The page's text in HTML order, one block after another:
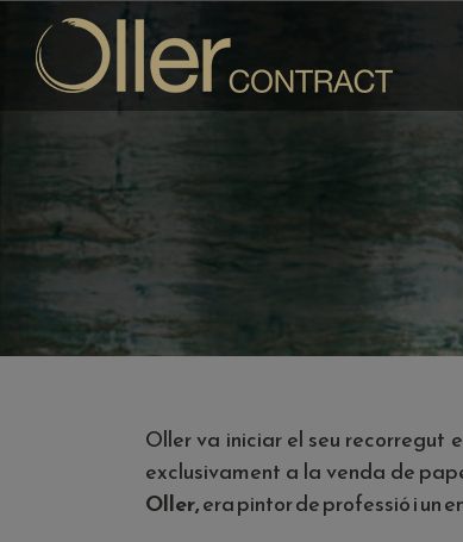
content
Oller va iniciar el seu recorregut
exclusivament a la venda de
Oller,era pintor de professió i un